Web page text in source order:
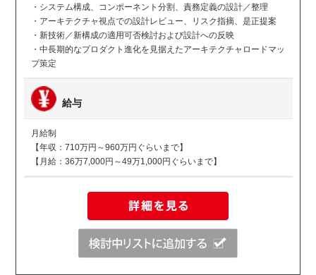
・システム構成、コンポーネント分割、責務定義の設計／整理
・アーキテクチャ視点での設計レビュー、リスク指摘、是正提案
・新技術／新構成の適用可否検討および設計への反映
・中長期的なプロダクト進化を見据えたアーキテクチャロードマッ
プ策定
給与
月給制
【年収：710万円～960万円ぐらいまで】
【月給：36万7,000円～49万1,000円ぐらいまで】